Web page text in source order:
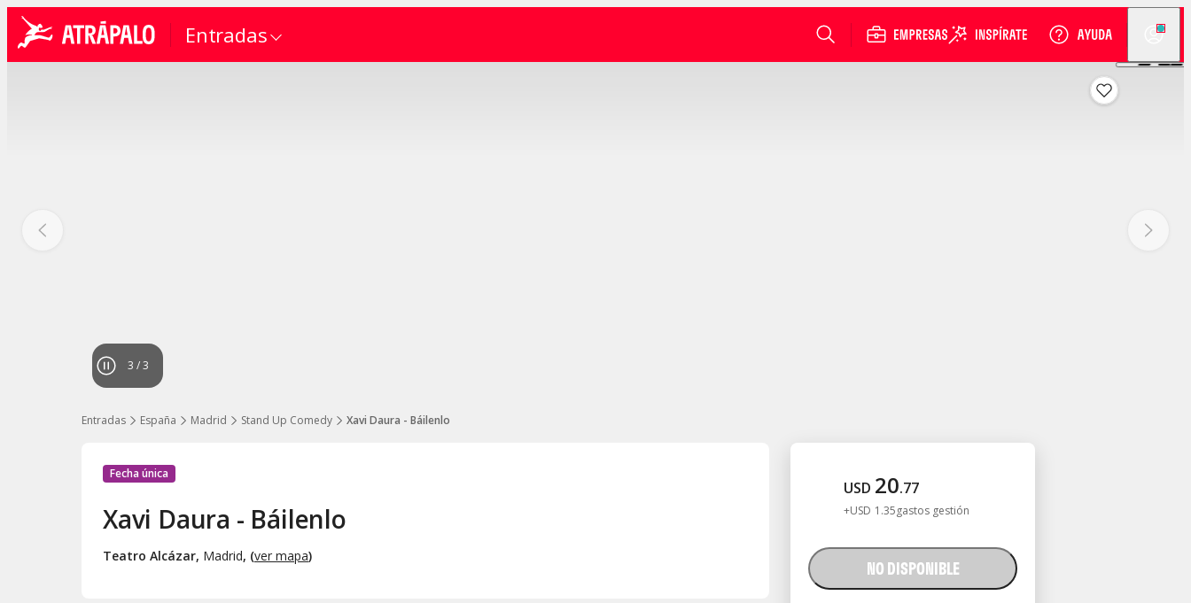
Entradas
1 /3
Entradas España Madrid Stand Up Comedy Xavi Daura - Báilenlo
USD 20.77
+USD 1 .35gastos gestión
NO DISPONIBLE
Fecha única
Xavi Daura - Báilenlo
Teatro Alcázar, Madrid, (ver mapa)